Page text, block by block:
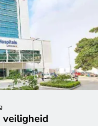
veiligheid